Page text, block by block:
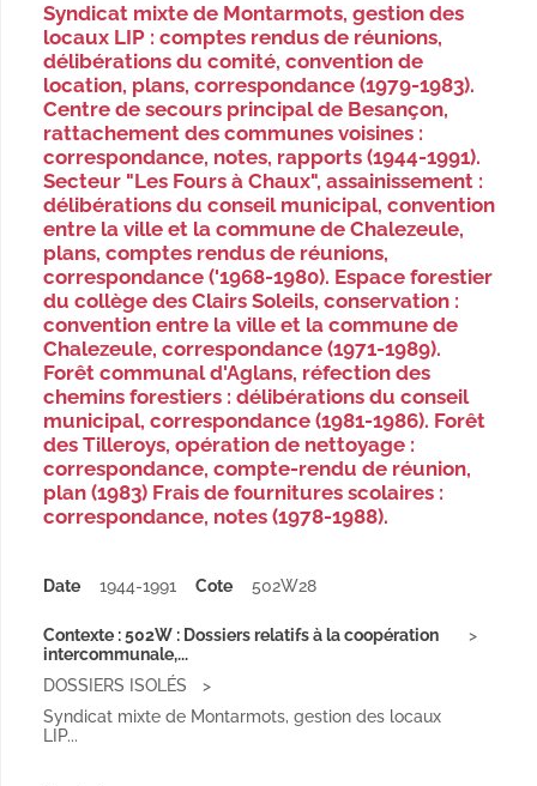
Syndicat mixte de Montarmots, gestion des
locaux LIP : comptes rendus de réunions,
délibérations du comité, convention de
location, plans, correspondance (1979-1983).
Centre de secours principal de Besançon,
rattachement des communes voisines :
correspondance, notes, rapports (1944-1991).
Secteur "Les Fours à Chaux", assainissement :
délibérations du conseil municipal, convention
entre la ville et la commune de Chalezeule,
plans, comptes rendus de réunions,
correspondance ('1968-1980). Espace forestier
du collège des Clairs Soleils, conservation :
convention entre la ville et la commune de
Chalezeule, correspondance (1971-1989).
Forêt communal d'Aglans, réfection des
chemins forestiers : délibérations du conseil
municipal, correspondance (1981-1986). Forêt
des Tilleroys, opération de nettoyage :
correspondance, compte-rendu de réunion,
plan (1983) Frais de fournitures scolaires :
correspondance, notes (1978-1988).
Date 1944-1991 Cote 502W28
Contexte : 502W : Dossiers relatifs à la coopération
intercommunale,...
DOSSIERS ISOLÉS
Syndicat mixte de Montarmots, gestion des locaux
LIP...